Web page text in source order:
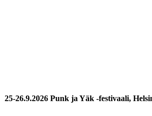
25-26.9.2026 Punk ja Yäk -festivaali,